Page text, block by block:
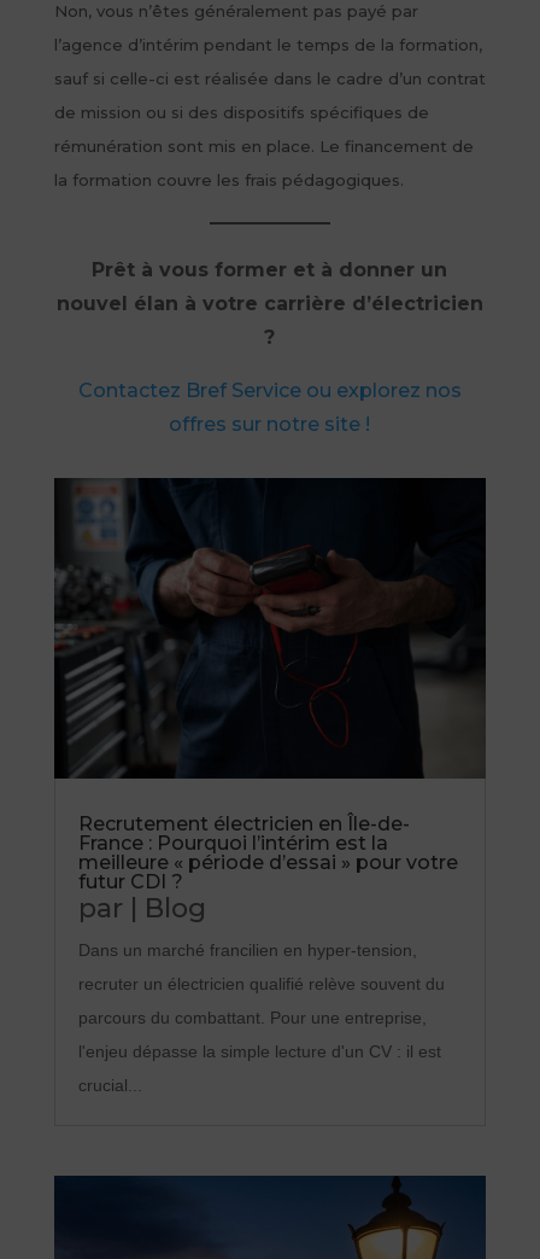
Non, vous n’êtes généralement pas payé par
l’agence d’intérim pendant le temps de la formation,
sauf si celle-ci est réalisée dans le cadre d’un contrat
de mission ou si des dispositifs spécifiques de
rémunération sont mis en place. Le financement de
la formation couvre les frais pédagogiques.
Prêt à vous former et à donner un
nouvel élan à votre carrière d’électricien
?
Contactez Bref Service ou explorez nos
offres sur notre site !
Recrutement électricien en Île-de-
France : Pourquoi l’intérim est la
meilleure « période d’essai » pour votre
futur CDI ?
par | Blog
Dans un marché francilien en hyper-tension,
recruter un électricien qualifié relève souvent du
parcours du combattant. Pour une entreprise,
l'enjeu dépasse la simple lecture d'un CV : il est
crucial...